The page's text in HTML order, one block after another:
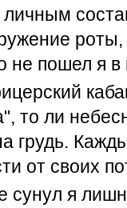
личным
не пошел я
то ли
грудь.
от своих
сунул я